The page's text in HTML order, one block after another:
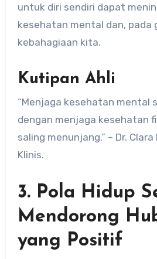
untuk diri sendiri dapat
kesehatan mental dan, pada
kebahagiaan kita.
Kutipan Ahli
“Menjaga kesehatan mental
dengan menjaga kesehatan
saling menunjang.” – Dr.
Klinis.
3. Pola Hidup
Mendorong
yang Positif